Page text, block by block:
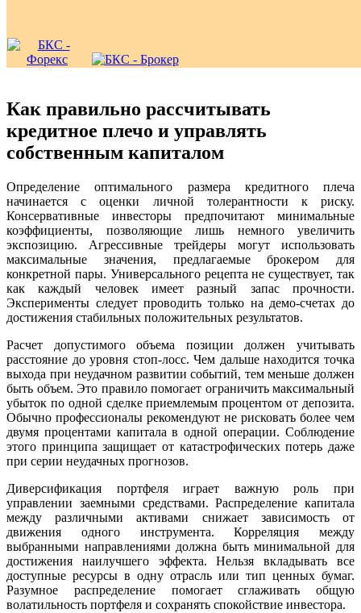
Как правильно рассчитывать
кредитное плечо и управлять
собственным капиталом
Определение оптимального размера кредитного плеча
начинается с оценки личной толерантности к риску.
Консервативные инвесторы предпочитают минимальные
коэффициенты, позволяющие лишь немного увеличить
экспозицию. Агрессивные трейдеры могут использовать
максимальные значения, предлагаемые брокером для
конкретной пары. Универсального рецепта не существует, так
как каждый человек имеет разный запас прочности.
Эксперименты следует проводить только на демо-счетах до
достижения стабильных положительных результатов.
Расчет допустимого объема позиции должен учитывать
расстояние до уровня стоп-лосс. Чем дальше находится точка
выхода при неудачном развитии событий, тем меньше должен
быть объем. Это правило помогает ограничить максимальный
убыток по одной сделке приемлемым процентом от депозита.
Обычно профессионалы рекомендуют не рисковать более чем
двумя процентами капитала в одной операции. Соблюдение
этого принципа защищает от катастрофических потерь даже
при серии неудачных прогнозов.
Диверсификация портфеля играет важную роль при
управлении заемными средствами. Распределение капитала
между различными активами снижает зависимость от
движения одного инструмента. Корреляция между
выбранными направлениями должна быть минимальной для
достижения наилучшего эффекта. Нельзя вкладывать все
доступные ресурсы в одну отрасль или тип ценных бумаг.
Разумное распределение помогает сглаживать общую
волатильность портфеля и сохранять спокойствие инвестора.